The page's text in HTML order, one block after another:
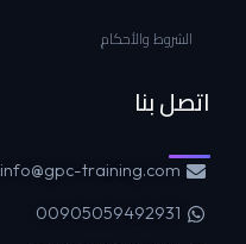
الشروط والأحكام
اتصل بنا
info@gpc-training.com
00905059492931